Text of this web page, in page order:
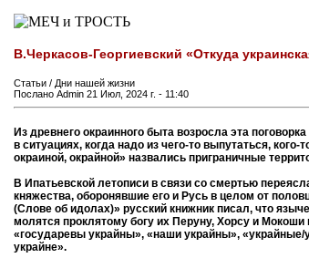
В.Черкасов-Георгиевский «Откуда
Статьи / Дни нашей жизни
Послано Admin 21 Июл, 2024 г. - 11:40
Из древнего окраинного быта возросла эта
в ситуациях, когда надо из чего-то выпутаться,
окраиной, окрайной» назвались приграничные
В Ипатьевской летописи в связи со смертью
княжества, оборонявшие его и Русь в целом от
(Слове об идолах)» русский книжник писал, что
молятся проклятому богу их Перуну, Хорсу и
«государевы украйны», «наши украйны», «украйные/
украйне».